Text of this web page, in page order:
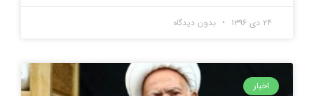
۲۴ دی ۱۳۹۶ بدون دیدگاه
اخبار